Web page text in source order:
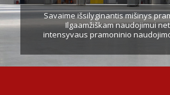
Savaime išsilyginantis mišinys
Ilgaamžiškam naudojimui
intensyvaus pramoninio